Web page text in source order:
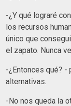
-¿Y qué lograré
los recursos
único que
el zapato. Nunca
-¿Entonces qué? -
alternativas.
-No nos queda la